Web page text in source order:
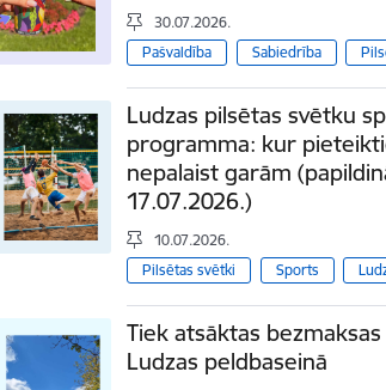
30.07.2026.
Pašvaldība
Sabiedrība
Ludzas pilsētas svētku
programma: kur
nepalaist garām
17.07.2026.)
10.07.2026.
Pilsētas svētki
Sports
Tiek atsāktas
Ludzas peldbaseinā